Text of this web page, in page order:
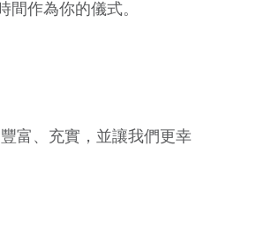
作為你的儀式。
富、充實，並讓我們更幸